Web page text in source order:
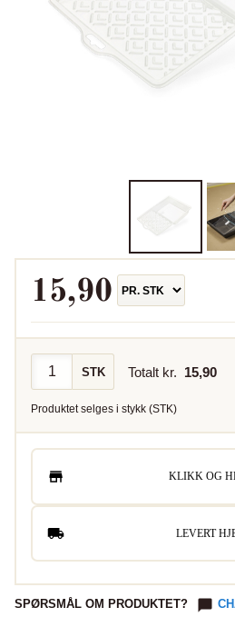
15,90
STK Totalt kr. 15,90
Produktet selges i stykk (STK)
KLIKK OG
LEVERT
SPØRSMÅL OM PRODUKTET?